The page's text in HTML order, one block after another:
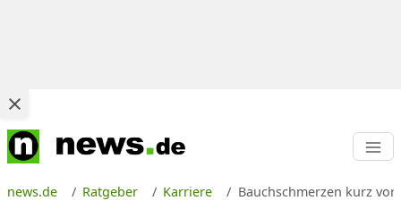
news.de Ratgeber Karriere Bauchschmerzen kurz